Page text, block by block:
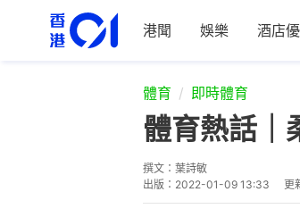
港聞 娛樂 酒店
體育 即時體育
體育熱話
撰文： 葉詩敏
出版： 2022-01-09 13:33 更